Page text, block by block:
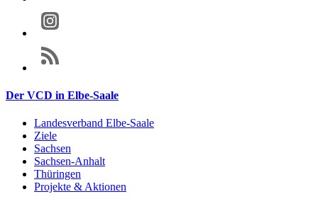
Der VCD in Elbe-Saale
Landesverband Elbe-Saale
Ziele
Sachsen
Sachsen-Anhalt
Thüringen
Projekte & Aktionen